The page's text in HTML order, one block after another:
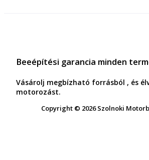
Beeépítési garancia minden
Vásárolj megbízható forrásból , és
motorozást.
Copyright © 2026 Szolnoki